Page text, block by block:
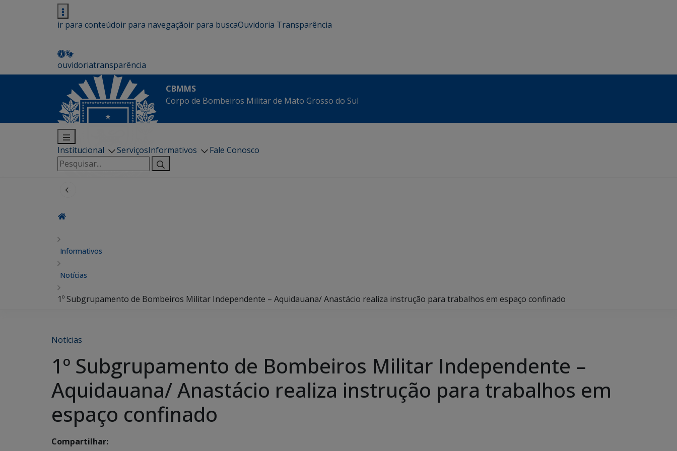
ir para conteúdoir para navegaçãoir para buscaOuvidoria Transparência
ouvidoriatransparência
CBMMS
Corpo de Bombeiros Militar de Mato Grosso do Sul
Institucional ServiçosInformativos
Fale Conosco
Pesquisar
por:
Informativos
Notícias
1º Subgrupamento de Bombeiros Militar Independente – Aquidauana/ Anastácio realiza instrução para trabalhos em espaço confinado
Notícias
1º Subgrupamento de Bombeiros Militar Independente –
Aquidauana/ Anastácio realiza instrução para trabalhos em
espaço confinado
Compartilhar: